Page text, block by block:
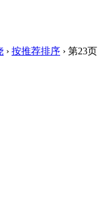
› 按推荐排序 › 第23页